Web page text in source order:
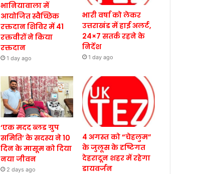
भानियावाला में
आयोजित स्वैच्छिक
रक्तदान शिविर में 41
रक्तवीरों ने किया
रक्तदान
1 day ago
भारी वर्षा को लेकर
उत्तराखंड में हाई अलर्ट,
24×7 सतर्क रहने के
निर्देश
1 day ago
‘एक मदद ब्लड ग्रुप
समिति’ के सदस्य ने 10
दिन के मासूम को दिया
नया जीवन
2 days ago
4 अगस्त को “चेहलुम”
के जुलूस के दृष्टिगत
देहरादून शहर में रहेगा
डायवर्जन